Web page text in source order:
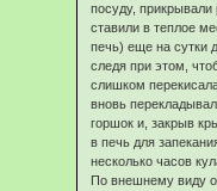
посуду,
ставили в теплое
печь) еще на сутки
следя при этом,
слишком
вновь
горшок и, закрыв
в печь для
несколько часов
По внешнему виду